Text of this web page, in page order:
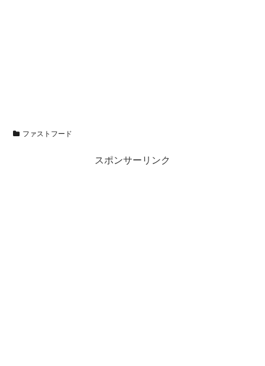
ファストフード
スポンサーリンク